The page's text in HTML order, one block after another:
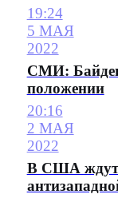
19:24
5 МАЯ
2022
СМИ: Байден
положении
20:16
2 МАЯ
2022
В США ждут